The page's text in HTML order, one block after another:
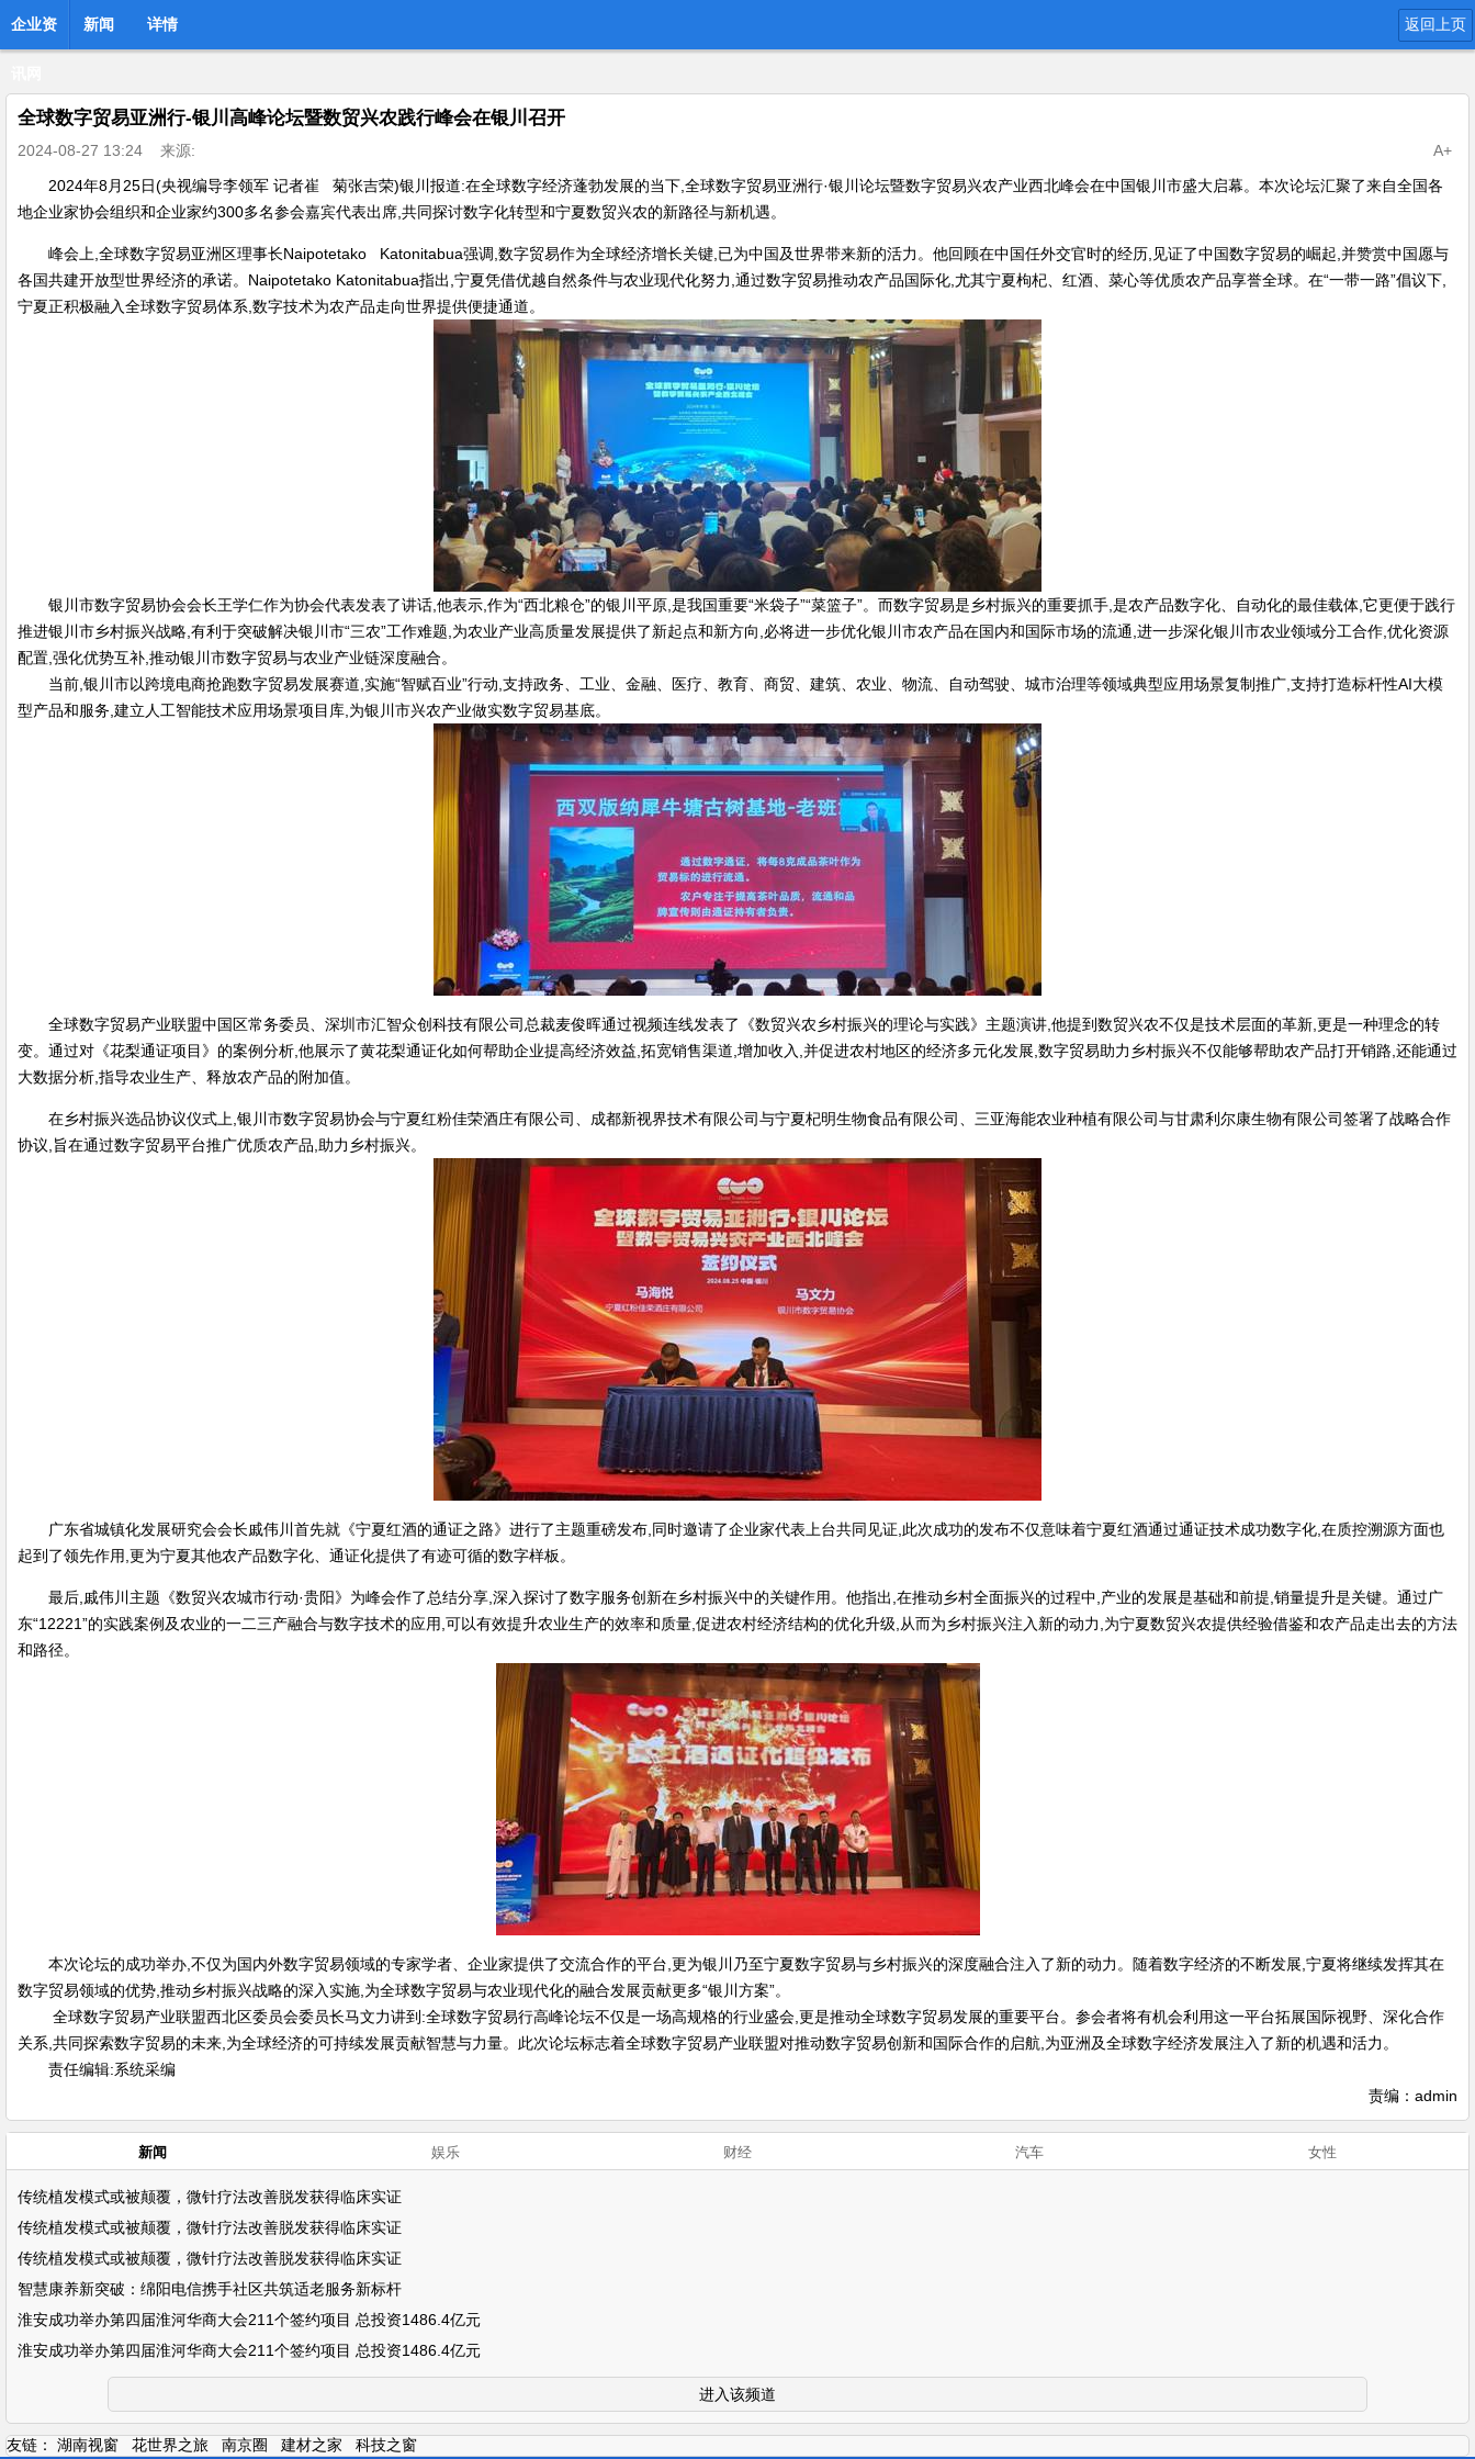
企业资 新闻 详情 返回上页
全球数字贸易亚洲行-银川高峰论坛暨数贸兴农践行峰会在银川召开
2024-08-27 13:24 来源:
A+
2024年8月25日(央视编导李领军 记者崔 菊张吉荣)银川报道:在全球数字经济蓬勃发展的当下,全球数字贸易亚洲行·银川论坛暨数字贸易兴农产业西北峰会在中国银川市盛大启幕。本次论坛汇聚了来自全国各
地企业家协会组织和企业家约300多名参会嘉宾代表出席,共同探讨数字化转型和宁夏数贸兴农的新路径与新机遇。
峰会上,全球数字贸易亚洲区理事长Naipotetako Katonitabua强调,数字贸易作为全球经济增长关键,已为中国及世界带来新的活力。他回顾在中国任外交官时的经历,见证了中国数字贸易的崛起,并赞赏中国愿与
各国共建开放型世界经济的承诺。Naipotetako Katonitabua指出,宁夏凭借优越自然条件与农业现代化努力,通过数字贸易推动农产品国际化,尤其宁夏枸杞、红酒、菜心等优质农产品享誉全球。在“一带一路”倡议下,
宁夏正积极融入全球数字贸易体系,数字技术为农产品走向世界提供便捷通道。
银川市数字贸易协会会长王学仁作为协会代表发表了讲话,他表示,作为“西北粮仓”的银川平原,是我国重要“米袋子”“菜篮子”。而数字贸易是乡村振兴的重要抓手,是农产品数字化、自动化的最佳载体,它更便于践行
推进银川市乡村振兴战略,有利于突破解决银川市“三农”工作难题,为农业产业高质量发展提供了新起点和新方向,必将进一步优化银川市农产品在国内和国际市场的流通,进一步深化银川市农业领域分工合作,优化资源
配置,强化优势互补,推动银川市数字贸易与农业产业链深度融合。
当前,银川市以跨境电商抢跑数字贸易发展赛道,实施“智赋百业”行动,支持政务、工业、金融、医疗、教育、商贸、建筑、农业、物流、自动驾驶、城市治理等领域典型应用场景复制推广,支持打造标杆性AI大模
型产品和服务,建立人工智能技术应用场景项目库,为银川市兴农产业做实数字贸易基底。
全球数字贸易产业联盟中国区常务委员、深圳市汇智众创科技有限公司总裁麦俊晖通过视频连线发表了《数贸兴农乡村振兴的理论与实践》主题演讲,他提到数贸兴农不仅是技术层面的革新,更是一种理念的转
变。通过对《花梨通证项目》的案例分析,他展示了黄花梨通证化如何帮助企业提高经济效益,拓宽销售渠道,增加收入,并促进农村地区的经济多元化发展,数字贸易助力乡村振兴不仅能够帮助农产品打开销路,还能通过
大数据分析,指导农业生产、释放农产品的附加值。
在乡村振兴选品协议仪式上,银川市数字贸易协会与宁夏红粉佳荣酒庄有限公司、成都新视界技术有限公司与宁夏杞明生物食品有限公司、三亚海能农业种植有限公司与甘肃利尔康生物有限公司签署了战略合作
协议,旨在通过数字贸易平台推广优质农产品,助力乡村振兴。
广东省城镇化发展研究会会长戚伟川首先就《宁夏红酒的通证之路》进行了主题重磅发布,同时邀请了企业家代表上台共同见证,此次成功的发布不仅意味着宁夏红酒通过通证技术成功数字化,在质控溯源方面也
起到了领先作用,更为宁夏其他农产品数字化、通证化提供了有迹可循的数字样板。
最后,戚伟川主题《数贸兴农城市行动·贵阳》为峰会作了总结分享,深入探讨了数字服务创新在乡村振兴中的关键作用。他指出,在推动乡村全面振兴的过程中,产业的发展是基础和前提,销量提升是关键。通过广
东“12221”的实践案例及农业的一二三产融合与数字技术的应用,可以有效提升农业生产的效率和质量,促进农村经济结构的优化升级,从而为乡村振兴注入新的动力,为宁夏数贸兴农提供经验借鉴和农产品走出去的方法
和路径。
本次论坛的成功举办,不仅为国内外数字贸易领域的专家学者、企业家提供了交流合作的平台,更为银川乃至宁夏数字贸易与乡村振兴的深度融合注入了新的动力。随着数字经济的不断发展,宁夏将继续发挥其在
数字贸易领域的优势,推动乡村振兴战略的深入实施,为全球数字贸易与农业现代化的融合发展贡献更多“银川方案”。
全球数字贸易产业联盟西北区委员会委员长马文力讲到:全球数字贸易行高峰论坛不仅是一场高规格的行业盛会,更是推动全球数字贸易发展的重要平台。参会者将有机会利用这一平台拓展国际视野、深化合作
关系,共同探索数字贸易的未来,为全球经济的可持续发展贡献智慧与力量。此次论坛标志着全球数字贸易产业联盟对推动数字贸易创新和国际合作的启航,为亚洲及全球数字经济发展注入了新的机遇和活力。
责任编辑:系统采编
责编：admin
新闻 娱乐 财经 汽车 女性
传统植发模式或被颠覆，微针疗法改善脱发获得临床实证
传统植发模式或被颠覆，微针疗法改善脱发获得临床实证
传统植发模式或被颠覆，微针疗法改善脱发获得临床实证
智慧康养新突破：绵阳电信携手社区共筑适老服务新标杆
淮安成功举办第四届淮河华商大会211个签约项目 总投资1486.4亿元
淮安成功举办第四届淮河华商大会211个签约项目 总投资1486.4亿元
进入该频道
友链： 湖南视窗 花世界之旅 南京圈 建材之家 科技之窗